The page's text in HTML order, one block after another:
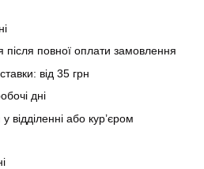
після повної оплати замовлення
від 35 грн
дні
відділенні або кур’єром